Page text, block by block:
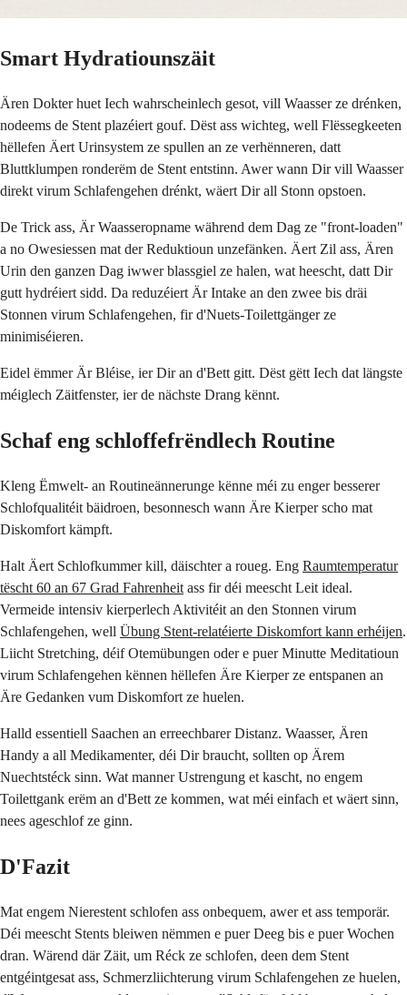
Smart Hydratiounszäit
Ären Dokter huet Iech wahrscheinlech gesot, vill Waasser ze drénken,
nodeems de Stent plazéiert gouf. Dëst ass wichteg, well Flëssegkeeten
hëllefen Äert Urinsystem ze spullen an ze verhënneren, datt
Bluttklumpen ronderëm de Stent entstinn. Awer wann Dir vill Waasser
direkt virum Schlafengehen drénkt, wäert Dir all Stonn opstoen.
De Trick ass, Är Waasseropname während dem Dag ze "front-loaden"
a no Owesiessen mat der Reduktioun unzefänken. Äert Zil ass, Ären
Urin den ganzen Dag iwwer blassgiel ze halen, wat heescht, datt Dir
gutt hydréiert sidd. Da reduzéiert Är Intake an den zwee bis dräi
Stonnen virum Schlafengehen, fir d'Nuets-Toilettgänger ze
minimiséieren.
Eidel ëmmer Är Bléise, ier Dir an d'Bett gitt. Dëst gëtt Iech dat längste
méiglech Zäitfenster, ier de nächste Drang kënnt.
Schaf eng schloffefrëndlech Routine
Kleng Ëmwelt- an Routineännerunge kënne méi zu enger besserer
Schlofqualitéit bäidroen, besonnesch wann Äre Kierper scho mat
Diskomfort kämpft.
Halt Äert Schlofkummer kill, däischter a roueg. Eng Raumtemperatur
tëscht 60 an 67 Grad Fahrenheit ass fir déi meescht Leit ideal.
Vermeide intensiv kierperlech Aktivitéit an den Stonnen virum
Schlafengehen, well Übung Stent-relatéierte Diskomfort kann erhéijen.
Liicht Stretching, déif Otemübungen oder e puer Minutte Meditatioun
virum Schlafengehen kënnen hëllefen Äre Kierper ze entspanen an
Äre Gedanken vum Diskomfort ze huelen.
Halld essentiell Saachen an erreechbarer Distanz. Waasser, Ären
Handy a all Medikamenter, déi Dir braucht, sollten op Ärem
Nuechtstéck sinn. Wat manner Ustrengung et kascht, no engem
Toilettgank erëm an d'Bett ze kommen, wat méi einfach et wäert sinn,
nees ageschlof ze ginn.
D'Fazit
Mat engem Nierestent schlofen ass onbequem, awer et ass temporär.
Déi meescht Stents bleiwen nëmmen e puer Deeg bis e puer Wochen
dran. Wärend där Zäit, um Réck ze schlofen, deen dem Stent
entgéintgesat ass, Schmerzliichterung virum Schlafengehen ze huelen,